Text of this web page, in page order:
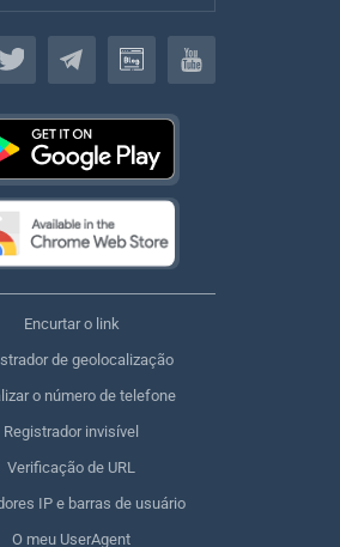
Encurtar o link
de geolocalização
o número de telefone
Registrador invisível
Verificação de URL
IP e barras de usuário
O meu UserAgent